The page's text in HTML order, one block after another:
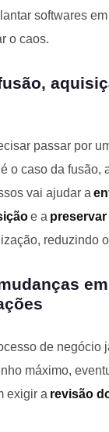
softwares
o caos.
passar por
o caso da fusão,
vai ajudar a
e a
reduzindo
em
de negócio
máximo,
exigir a revisão